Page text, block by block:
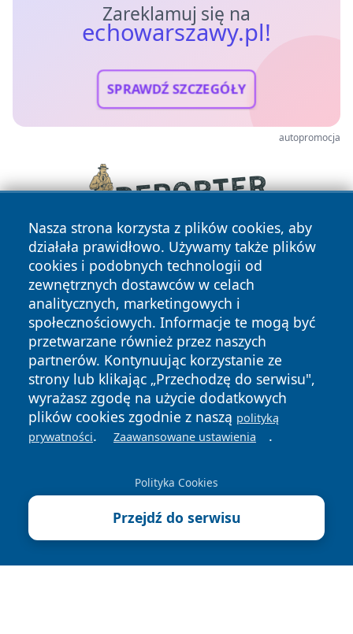
Zareklamuj się na
echowarszawy.pl!
SPRAWDŹ SZCZEGÓŁY
autopromocja
Nasza strona korzysta z plików cookies, aby
działała prawidłowo. Używamy także plików
cookies i podobnych technologii od
zewnętrznych dostawców w celach
analitycznych, marketingowych i
społecznościowych. Informacje te mogą być
przetwarzane również przez naszych
partnerów. Kontynuując korzystanie ze
strony lub klikając „Przechodzę do serwisu",
wyrażasz zgodę na użycie dodatkowych
plików cookies zgodnie z naszą polityką
prywatności. Zaawansowane ustawienia .
Polityka Cookies
Przejdź do serwisu
Copyright © 2026 echowarszawy.pl Wszystkie prawa
zastrzeżone.
News Autorzy
Polityka
Polityka